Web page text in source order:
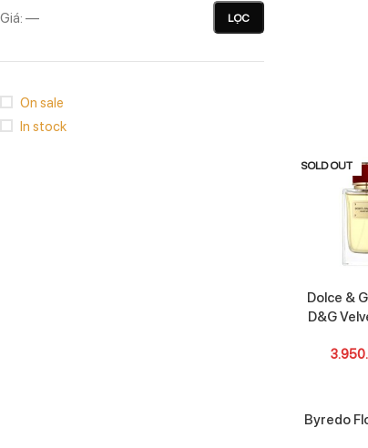
LỌC
Giá: —
On sale
In stock
SOLD OUT
Dolce &
D&G
Byredo